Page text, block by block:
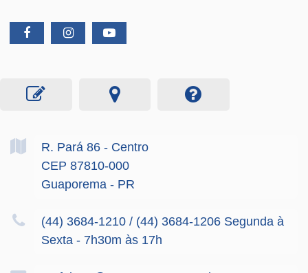
R. Pará 86 - Centro
CEP 87810-000
Guaporema - PR
(44) 3684-1210 / (44) 3684-1206 Segunda à
Sexta - 7h30m às 17h